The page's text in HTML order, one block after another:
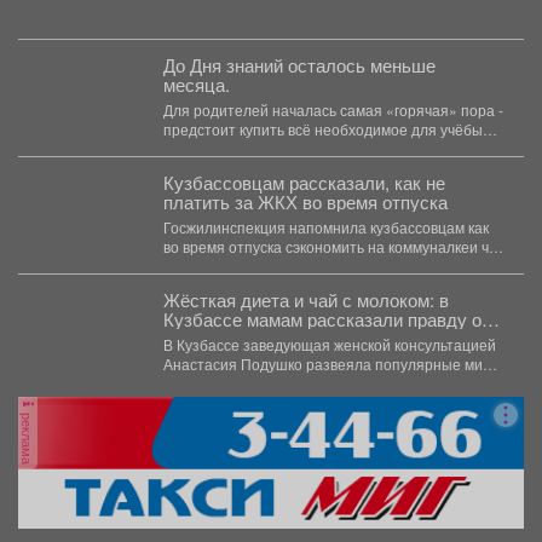
До Дня знаний осталось меньше
месяца.
Для родителей началась самая «горячая» пора -
предстоит купить всё необходимое для учёбы
Кузбассовцам рассказали, как не
платить за ЖКХ во время отпуска
Госжилинспекция напомнила кузбассовцам как
во время отпуска сэкономить на коммуналкеи что
Жёсткая диета и чай с молоком: в
Кузбассе мамам рассказали правду о
грудном вскармливании
В Кузбассе заведующая женской консультацией
Анастасия Подушко развеяла популярные мифы
реклама